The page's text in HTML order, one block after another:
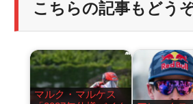
こちらの記事もどう
マルク・マルケス